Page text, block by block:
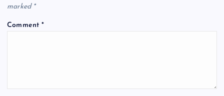
i
marked *
Comment*